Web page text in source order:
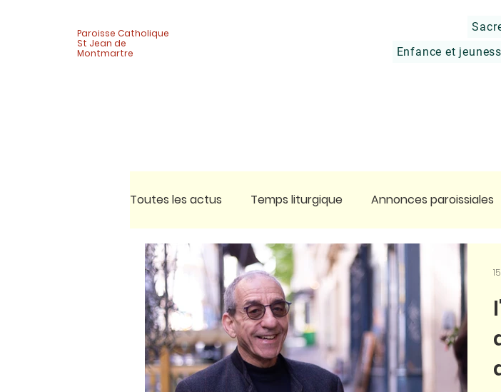
Paroisse Catholique
St Jean de
Montmartre
Enfance et
Toutes les actus Temps liturgique Annonces paroissiales
Célébrations Vie de quartier Prier Charité
Activité adultes Pèlerinage en Terre Sainte